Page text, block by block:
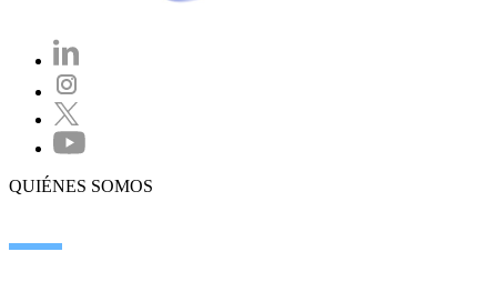
QUIÉNES SOMOS